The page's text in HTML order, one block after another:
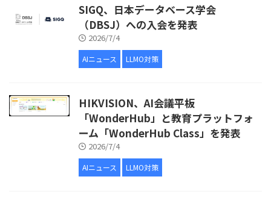
SIGQ、日本データベース学会
（DBSJ）への入会を発表
2026/7/4
AIニュース LLMO対策
HIKVISION、AI会議平板
「WonderHub」と教育プラットフォ
ーム「WonderHub Class」を発表
2026/7/4
AIニュース LLMO対策